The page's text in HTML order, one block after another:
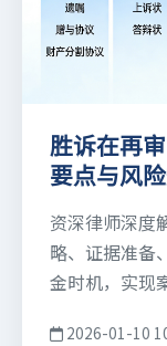
胜诉在再
要点与风
资深律师深度
略、证据准备
金时机，实现
2026-01-10